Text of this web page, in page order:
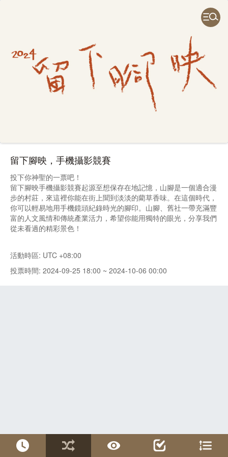
留下腳映，手機攝影競賽
投下你神聖的一票吧！
留下腳映手機攝影競賽起源至想保存在地記憶，山腳是一個適合漫
步的村莊，來這裡你能在街上聞到淡淡的藺草香味。在這個時代，
你可以輕易地用手機鏡頭紀錄時光的腳印。山腳、舊社一帶充滿豐
富的人文風情和傳統產業活力，希望你能用獨特的眼光，分享我們
從未看過的精彩景色！
活動時區: UTC +08:00
投票時間: 2024-09-25 18:00 ~ 2024-10-06 00:00